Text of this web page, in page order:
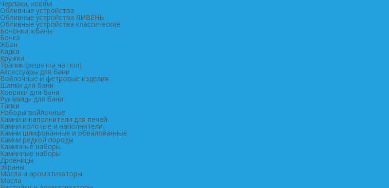
Черпаки, ковши
Обливные устройства
Обливные устройства ЛИВЕНЬ
Обливные устройства классические
Бочонки жбаны
Бочка
Жбан
Кадка
Кружки
Трапик (решетка на пол)
Аксессуары для бани
Войлочные и фетровые изделия
Шапки для бани
Коврики для бани
Рукавицы для бани
Тапки
Наборы войлочные
Камни и наполнители для печей
Камни колотые и наполнители
Камни шлифованные и обвалованные
Камни редкой породы
Каминные наборы
Каминные наборы
Дровницы
Экраны
Масла и ароматизаторы
Масла